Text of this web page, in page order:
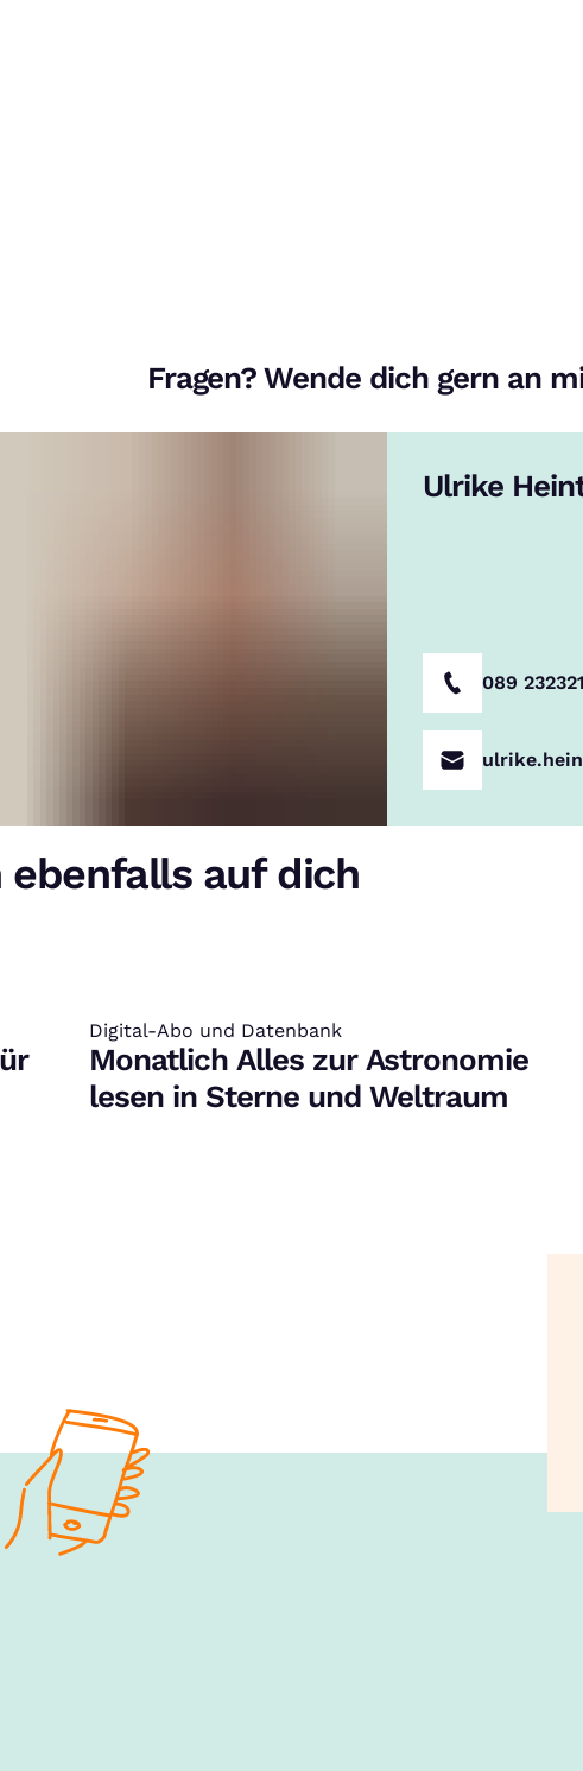
online
Fragen? Wende dich gern an
Ulrike
089
ebenfalls auf dich
Digital-Abo und Datenbank
:
Monatlich Alles zur Astronomie
lesen in Sterne und Weltraum